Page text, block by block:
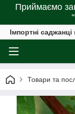
Приймаємо
Імпортні
Товари та